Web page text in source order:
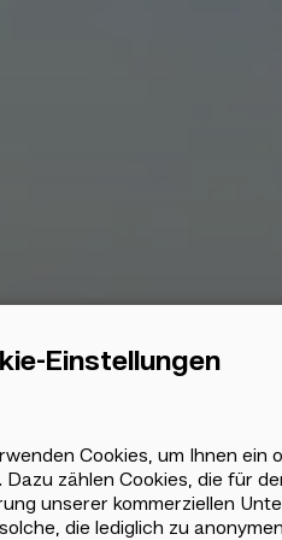
Einstellungen
Cookies, um Ihnen ein
Dazu zählen Cookies, die für
unserer kommerziellen
die lediglich zu